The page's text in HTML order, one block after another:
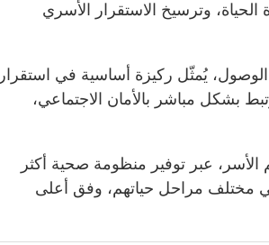
وترسيخ الاستقرار الأسري
يُمثّل ركيزة أساسية في استقرار
بشكل مباشر بالأمان الاجتماعي،
عبر توفير منظومة صحية أكثر
مختلف مراحل حياتهم، وفق أعلى